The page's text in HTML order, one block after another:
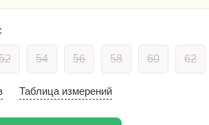
54 56 58 60 62
Таблица измерений